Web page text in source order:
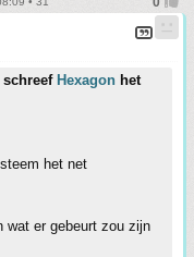
schreef Hexagon het
het net
wat er gebeurt zou zijn